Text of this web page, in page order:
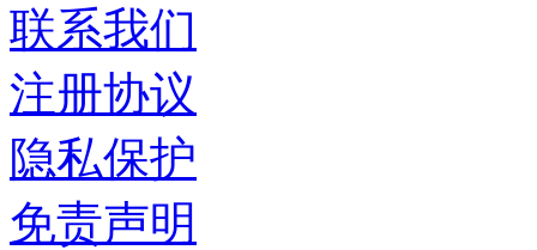
联系我们
注册协议
隐私保护
免责声明